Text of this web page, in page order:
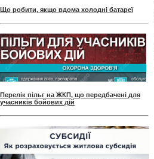
Що робити, якщо вдома холодні батареї
Перелік пільг на ЖКП, що передбачені для
учасників бойових дій